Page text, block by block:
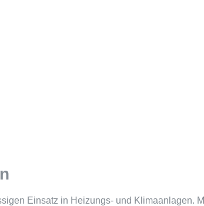
Einsatz in Heizungs- und Klimaanlagen.